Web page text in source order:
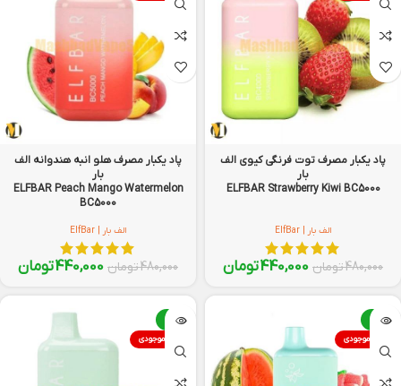
پاد یکبار مصرف توت فرنگی کیوی الف
بار
ELFBAR Strawberry Kiwi BC5000
الف بار | ElfBar
480,000تومان 440,000تومان
پاد یکبار مصرف هلو انبه هندوانه الف
بار
ELFBAR Peach Mango Watermelon
BC5000
الف بار | ElfBar
480,000تومان 440,000تومان
-8%
اتمام موجودی
-8%
اتمام موجودی